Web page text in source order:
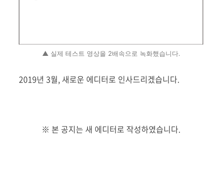
▲ 실제 테스트 영상을 2배속으로 녹화했습니다.
2019년 3월, 새로운 에디터로 인사드리겠습니다.
※ 본 공지는 새 에디터로 작성하였습니다.